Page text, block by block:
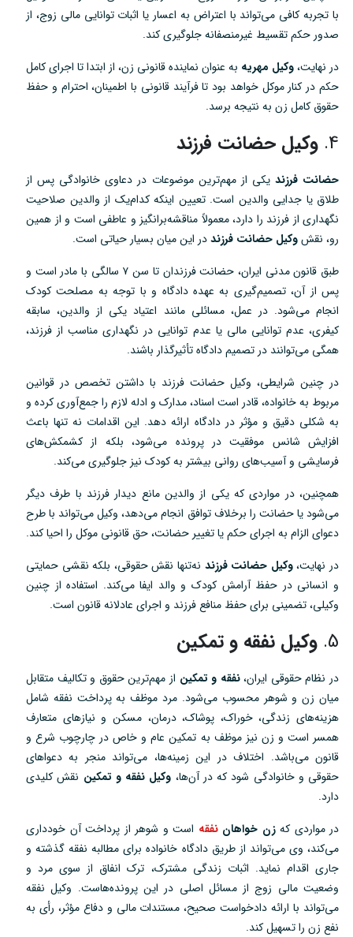
با تجربه کافی می‌تواند با اعتراض به اعسار یا اثبات توانایی مالی زوج، از
صدور حکم تقسیط غیرمنصفانه جلوگیری کند.
در نهایت،وکیل مهریه به عنوان نماینده قانونی زن، از ابتدا تا اجرای کامل
حکم در کنار موکل خواهد بود تا فرآیند قانونی با اطمینان، احترام و حفظ
حقوق کامل زن به نتیجه برسد.
4. وکیل حضانت فرزند
حضانت فرزند یکی از مهم‌ترین موضوعات در دعاوی خانوادگی پس از
طلاق یا جدایی والدین است. تعیین اینکه کدام‌یک از والدین صلاحیت
نگهداری از فرزند را دارد، معمولاً مناقشه‌برانگیز و عاطفی است و از همین
رو، نقشوکیل حضانت فرزنددر این میان بسیار حیاتی است.
طبق قانون مدنی ایران، حضانت فرزندان تا سن ۷ سالگی با مادر است و
پس از آن، تصمیم‌گیری به عهده دادگاه و با توجه به مصلحت کودک
انجام می‌شود. در عمل، مسائلی مانند اعتیاد یکی از والدین، سابقه
کیفری، عدم توانایی مالی یا عدم توانایی در نگهداری مناسب از فرزند،
همگی می‌توانند در تصمیم دادگاه تأثیرگذار باشند.
در چنین شرایطی، وکیل حضانت فرزند با داشتن تخصص در قوانین
مربوط به خانواده، قادر است اسناد، مدارک و ادله لازم را جمع‌آوری کرده و
به شکلی دقیق و مؤثر در دادگاه ارائه دهد. این اقدامات نه تنها باعث
افزایش شانس موفقیت در پرونده می‌شود، بلکه از کشمکش‌های
فرسایشی و آسیب‌های روانی بیشتر به کودک نیز جلوگیری می‌کند.
همچنین، در مواردی که یکی از والدین مانع دیدار فرزند با طرف دیگر
می‌شود یا حضانت را برخلاف توافق انجام می‌دهد، وکیل می‌تواند با طرح
دعوای الزام به اجرای حکم یا تغییر حضانت، حق قانونی موکل را احیا کند.
در نهایت،وکیل حضانت فرزند نه‌تنها نقش حقوقی، بلکه نقشی حمایتی
و انسانی در حفظ آرامش کودک و والد ایفا می‌کند. استفاده از چنین
وکیلی، تضمینی برای حفظ منافع فرزند و اجرای عادلانه قانون است.
5. وکیل نفقه و تمکین
در نظام حقوقی ایران،نفقه و تمکین از مهم‌ترین حقوق و تکالیف متقابل
میان زن و شوهر محسوب می‌شود. مرد موظف به پرداخت نفقه شامل
هزینه‌های زندگی، خوراک، پوشاک، درمان، مسکن و نیازهای متعارف
همسر است و زن نیز موظف به تمکین عام و خاص در چارچوب شرع و
قانون می‌باشد. اختلاف در این زمینه‌ها، می‌تواند منجر به دعواهای
حقوقی و خانوادگی شود که در آن‌ها، وکیل نفقه و تمکین نقش کلیدی
دارد.
در مواردی کهزن خواهاننفقه است و شوهر از پرداخت آن خودداری
می‌کند، وی می‌تواند از طریق دادگاه خانواده برای مطالبه نفقه گذشته و
جاری اقدام نماید. اثبات زندگی مشترک، ترک انفاق از سوی مرد و
وضعیت مالی زوج از مسائل اصلی در این پرونده‌هاست. وکیل نفقه
می‌تواند با ارائه دادخواست صحیح، مستندات مالی و دفاع مؤثر، رأی به
نفع زن را تسهیل کند.